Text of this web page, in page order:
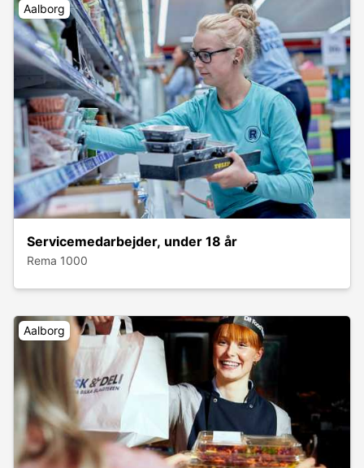
Aalborg
Servicemedarbejder, under 18 år
Rema 1000
Aalborg